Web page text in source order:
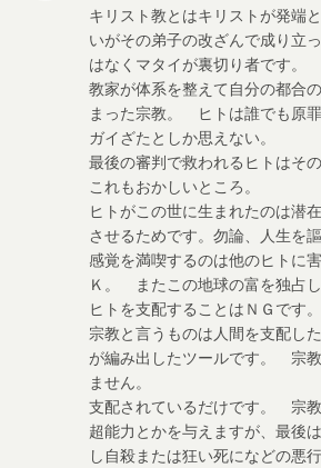
キリスト教とはキリストが発端
いがその弟子の改ざんで成り
はなくマタイが裏切り者です
教家が体系を整えて自分の都合
まった宗教。 ヒトは誰でも原
ガイざたとしか思えない。
最後の審判で救われるヒトはそ
これもおかしいところ。
ヒトがこの世に生まれたのは潜
させるためです。勿論、人生を
感覚を満喫するのは他のヒトに
Ｋ。 またこの地球の富を独占
ヒトを支配することはＮＧです。
宗教と言うものは人間を支配し
が編み出したツールです。 宗
ません。
支配されているだけです。 宗
超能力とかを与えますが、最後
し自殺または狂い死になどの悪